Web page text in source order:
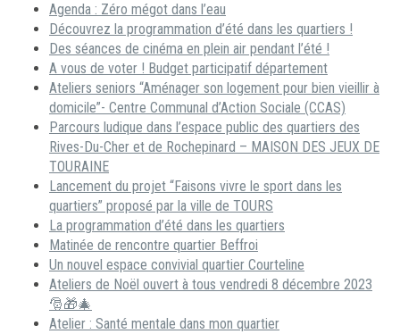
Agenda : Zéro mégot dans l’eau
Découvrez la programmation d’été dans les quartiers !
Des séances de cinéma en plein air pendant l’été !
A vous de voter ! Budget participatif département
Ateliers seniors “Aménager son logement pour bien vieillir à
domicile”- Centre Communal d’Action Sociale (CCAS)
Parcours ludique dans l’espace public des quartiers des
Rives-Du-Cher et de Rochepinard – MAISON DES JEUX DE
TOURAINE
Lancement du projet “Faisons vivre le sport dans les
quartiers” proposé par la ville de TOURS
La programmation d’été dans les quartiers
Matinée de rencontre quartier Beffroi
Un nouvel espace convivial quartier Courteline
Ateliers de Noël ouvert à tous vendredi 8 décembre 2023
🎅🎁🎄
Atelier : Santé mentale dans mon quartier